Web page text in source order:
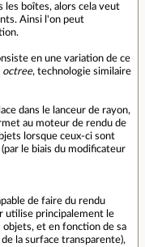
les boîtes, alors cela veut
Ainsi l'on peut
en une variation de ce
octree, technologie similaire
dans le lanceur de rayon,
au moteur de rendu de
lorsque ceux-ci sont
le biais du modificateur
de faire du rendu
utilise principalement le
objets, et en fonction de sa
la surface transparente),